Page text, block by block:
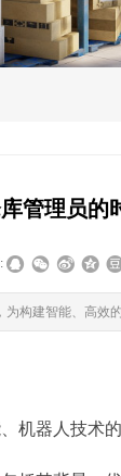
管理员的
构建智能、高效
机器人技术